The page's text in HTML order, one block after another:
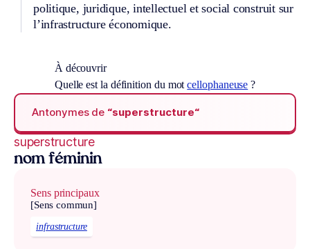
politique, juridique, intellectuel et social construit sur
l’infrastructure économique.
À découvrir
Quelle est la définition du motcellophaneuse ?
Antonymes de “superstructure“
superstructure
nom féminin
Sens principaux
[Sens commun]
infrastructure